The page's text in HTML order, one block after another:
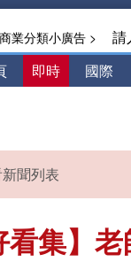
業分類小廣告 > 請
即時 國際
聞列表
看集】